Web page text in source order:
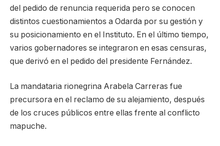
del pedido de renuncia requerida pero se conocen
distintos cuestionamientos a Odarda por su gestión y
su posicionamiento en el Instituto. En el último tiempo,
varios gobernadores se integraron en esas censuras,
que derivó en el pedido del presidente Fernández.
La mandataria rionegrina Arabela Carreras fue
precursora en el reclamo de su alejamiento, después
de los cruces públicos entre ellas frente al conflicto
mapuche.